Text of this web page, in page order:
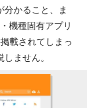
かること、ま
機種固有アプリ
載されてしまっ
ません。